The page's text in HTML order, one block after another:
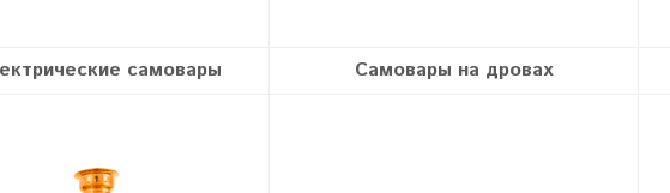
самовары Самовары на дровах